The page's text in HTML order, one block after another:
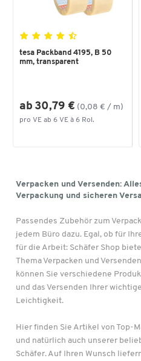
tesa Packband 4195, B 50
mm, transparent
ab 30,79 € (0,08 € / m)
pro VE ab 6 VE à 6 Rol.
Verpacken und Versenden:
Verpackung und sicheren
Passendes Zubehör zum
jedem Büro dazu. Egal, ob für
für die Arbeit: Schäfer Shop
Thema Verpacken und
können Sie verschiedene
und das Versenden Ihrer
Leichtigkeit.
Hier finden Sie Artikel von Top-
und natürlich auch unserer
Schäfer. Auf Ihren Wunsch